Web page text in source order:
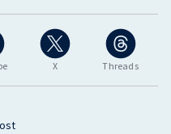
X Threads